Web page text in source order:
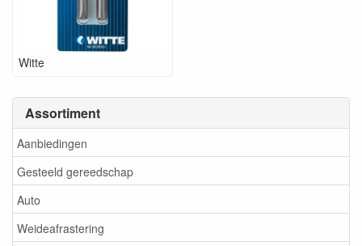
Assortiment
Aanbiedingen
Gesteeld gereedschap
Auto
Weideafrastering
Witte